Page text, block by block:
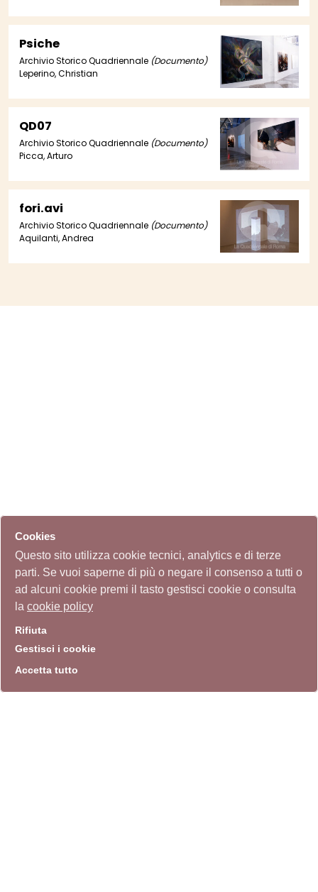
Psiche
Archivio Storico Quadriennale (Documento)
Leperino, Christian
QD07
Archivio Storico Quadriennale (Documento)
Picca, Arturo
fori.avi
Archivio Storico Quadriennale (Documento)
Aquilanti, Andrea
Cookies
Questo sito utilizza cookie tecnici, analytics e di terze
parti. Se vuoi saperne di più o negare il consenso a tutti o
ad alcuni cookie premi il tasto gestisci cookie o consulta
la cookie policy
Rifiuta
Gestisci i cookie
Accetta tutto